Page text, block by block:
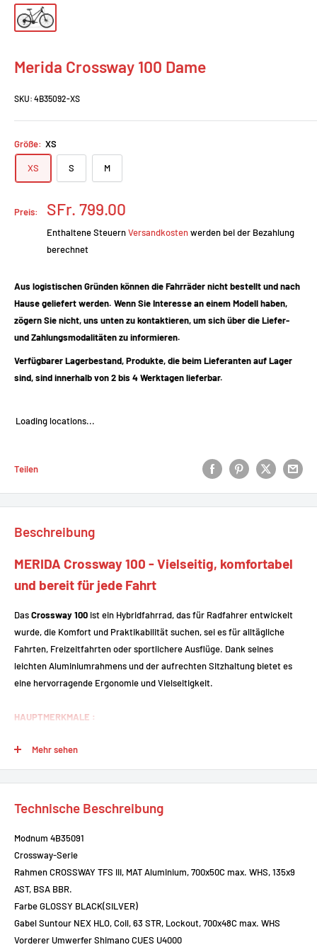
Merida Crossway 100 Dame
SKU: 4B35092-XS
Größe: XS
XS S M
Preis:
Prix
réduit
SFr. 799.00
Enthaltene SteuernVersandkostenwerden bei der Bezahlung
berechnet
Aus logistischen Gründen können die Fahrräder nicht bestellt und nach
Hause geliefert werden. Wenn Sie Interesse an einem Modell haben,
zögern Sie nicht, uns unten zu kontaktieren, um sich über die Liefer-
und Zahlungsmodalitäten zu informieren.
Verfügbarer Lagerbestand, Produkte, die beim Lieferanten auf Lager
sind, sind innerhalb von 2 bis 4 Werktagen lieferbar.
Loading locations...
Teilen
Beschreibung
MERIDA Crossway 100 - Vielseitig, komfortabel
und bereit für jede Fahrt
DasCrossway 100 ist ein Hybridfahrrad, das für Radfahrer entwickelt
wurde, die Komfort und Praktikabilität suchen, sei es für alltägliche
Fahrten, Freizeitfahrten oder sportlichere Ausflüge. Dank seines
leichten Aluminiumrahmens und der aufrechten Sitzhaltung bietet es
eine hervorragende Ergonomie und Vielseitigkeit.
HAUPTMERKMALE :
komfortablen Geometrie und einer erhöhten Sitzposition.
Shimano 3x9-Gang-Getriebe: Zuverlässige Komponenten mit einem
Hydraulische Tektro-Scheibenbremsen
bieten auch bei schlechtem Wetter eine gute Kontrolle.
28-Zoll-Räder mit 42 mm CST-Reifen
Asphalt als auch für Wege geeignet.
Gefederte Sattelstütze: Für zusätzlichen Komfort, vor allem auf
langen Strecken oder unebenen Straßen.
Mehr sehen
Technische Beschreibung
Modnum 4B35091
Crossway-Serie
Rahmen CROSSWAY TFS III, MAT Aluminium, 700x50C max. WHS, 135x9
AST, BSA BBR.
Farbe GLOSSY BLACK(SILVER)
Gabel Suntour NEX HLO, Coil, 63 STR, Lockout, 700x48C max. WHS
Vorderer Umwerfer Shimano CUES U4000